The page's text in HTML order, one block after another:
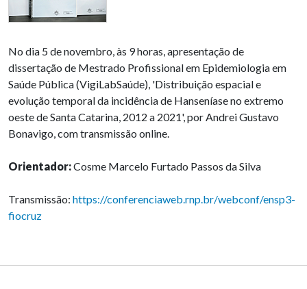
No dia 5 de novembro, às 9 horas, apresentação de
dissertação de Mestrado Profissional em Epidemiologia em
Saúde Pública (VigiLabSaúde), 'Distribuição espacial e
evolução temporal da incidência de Hanseníase no extremo
oeste de Santa Catarina, 2012 a 2021', por Andrei Gustavo
Bonavigo, com transmissão online.
Orientador:Cosme Marcelo Furtado Passos da Silva
Transmissão: https://conferenciaweb.rnp.br/webconf/ensp3-
fiocruz